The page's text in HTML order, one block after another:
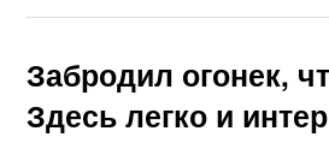
Забродил огонек,
Здесь легко и